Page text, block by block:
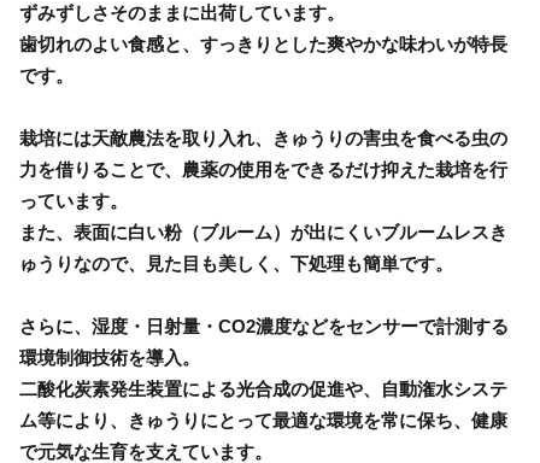
ずみずしさそのままに出荷しています。
歯切れのよい食感と、すっきりとした爽やかな味わいが特長
です。
栽培には天敵農法を取り入れ、きゅうりの害虫を食べる虫の
力を借りることで、農薬の使用をできるだけ抑えた栽培を行
っています。
また、表面に白い粉（ブルーム）が出にくいブルームレスき
ゅうりなので、見た目も美しく、下処理も簡単です。
さらに、湿度・日射量・CO2濃度などをセンサーで計測する
環境制御技術を導入。
二酸化炭素発生装置による光合成の促進や、自動潅水システ
ム等により、きゅうりにとって最適な環境を常に保ち、健康
で元気な生育を支えています。